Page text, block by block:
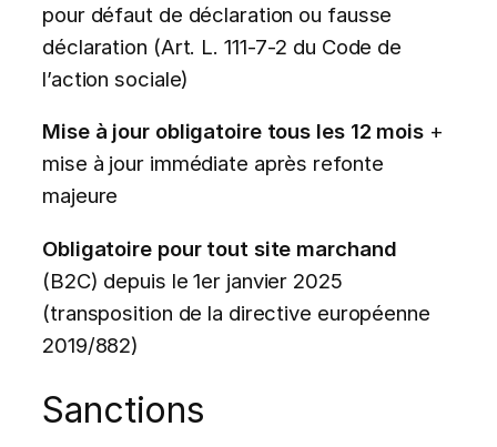
pour défaut de déclaration ou fausse
déclaration (Art. L. 111-7-2 du Code de
l’action sociale)
Mise à jour obligatoire tous les 12 mois +
mise à jour immédiate après refonte
majeure
Obligatoire pour tout site marchand
(B2C) depuis le 1er janvier 2025
(transposition de la directive européenne
2019/882)
Sanctions